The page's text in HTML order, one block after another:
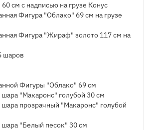
см с надписью на грузе Конус​
Фигура "Облако" 69 см на грузе
Фигура "Жираф" золото 117 см на
шаров
Фигуры "Облако" 69 см
шара "Макаронс" голубой 30 см
шара прозрачный "Макаронс" голубой
шара "Белый песок" 30 см